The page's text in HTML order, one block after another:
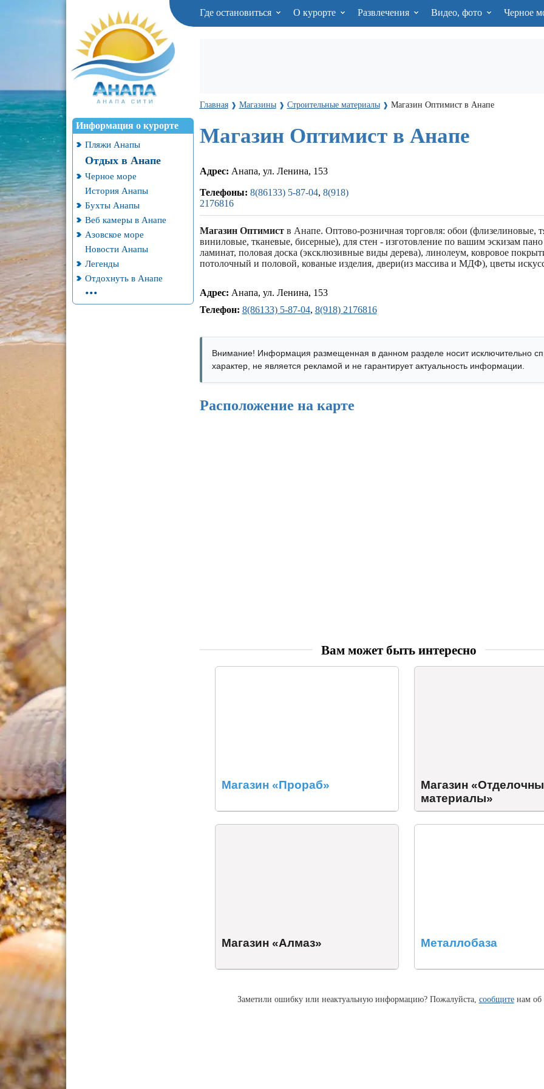
Где остановиться О курорте Развлечения Видео, фото Черное
Информация о курорте
Пляжи Анапы
Отдых в Анапе
Черное море
История Анапы
Бухты Анапы
Веб камеры в Анапе
Азовское море
Новости Анапы
Легенды
Отдохнуть в Анапе
...
Главная ❱ Магазины ❱ Cтроительные материалы ❱ Магазин Оптимист в Анапе
Магазин Оптимист в Анапе
Адрес: Анапа, ул. Ленина, 153
Телефоны: 8(86133) 5-87-04, 8(918)
2176816
Магазин Оптимист в Анапе. Оптово-розничная торговля: обои (флизелиновые,
виниловые, тканевые, бисерные), для стен - изготовление по вашим эскизам
ламинат, половая доска (эксклюзивные виды дерева), линолеум, ковровое
потолочный и половой, кованые изделия, двери(из массива и МДФ), цветы
Адрес: Анапа, ул. Ленина, 153
Телефон: 8(86133) 5-87-04, 8(918) 2176816
Внимание! Информация размещенная в данном разделе носит исключительно
характер, не является рекламой и не гарантирует актуальность информации.
Расположение на карте
Вам может быть интересно
Магазин «Прораб»
Магазин
материалы»
Магазин «Алмаз» Металлобаза
Заметили ошибку или неактуальную информацию? Пожалуйста, сообщитенам об